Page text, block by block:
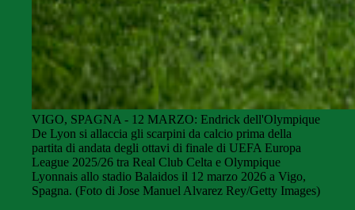
VIGO, SPAGNA - 12 MARZO: Endrick dell'Olympique
De Lyon si allaccia gli scarpini da calcio prima della
partita di andata degli ottavi di finale di UEFA Europa
League 2025/26 tra Real Club Celta e Olympique
Lyonnais allo stadio Balaidos il 12 marzo 2026 a Vigo,
Spagna. (Foto di Jose Manuel Alvarez Rey/Getty Images)